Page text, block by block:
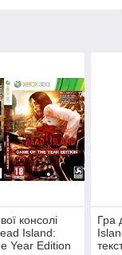
консолі
Island:
Year Edition
Гра